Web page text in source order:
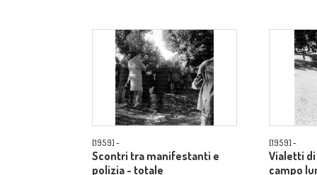
[1959] -
Scontri tra manifestanti e
polizia - totale
[1959] -
Vialetti
campo